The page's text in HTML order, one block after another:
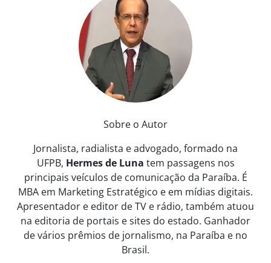
Sobre o Autor
Jornalista, radialista e advogado, formado na
UFPB, Hermes de Luna tem passagens nos
principais veículos de comunicação da Paraíba. É
MBA em Marketing Estratégico e em mídias digitais.
Apresentador e editor de TV e rádio, também atuou
na editoria de portais e sites do estado. Ganhador
de vários prêmios de jornalismo, na Paraíba e no
Brasil.